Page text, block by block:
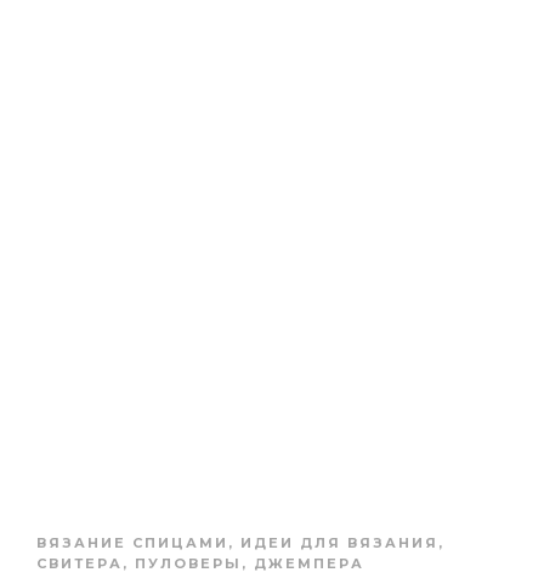
ВЯЗАНИЕ СПИЦАМИ , ИДЕИ ДЛЯ ВЯЗАНИЯ ,
СВИТЕРА, ПУЛОВЕРЫ, ДЖЕМПЕРА